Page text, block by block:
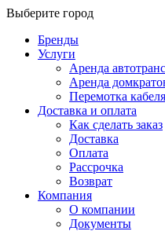
Выберите город
Бренды
Услуги
Аренда
Аренда
Перемотка кабеля
Доставка и оплата
Как сделать заказ
Доставка
Оплата
Рассрочка
Возврат
Компания
О компании
Документы